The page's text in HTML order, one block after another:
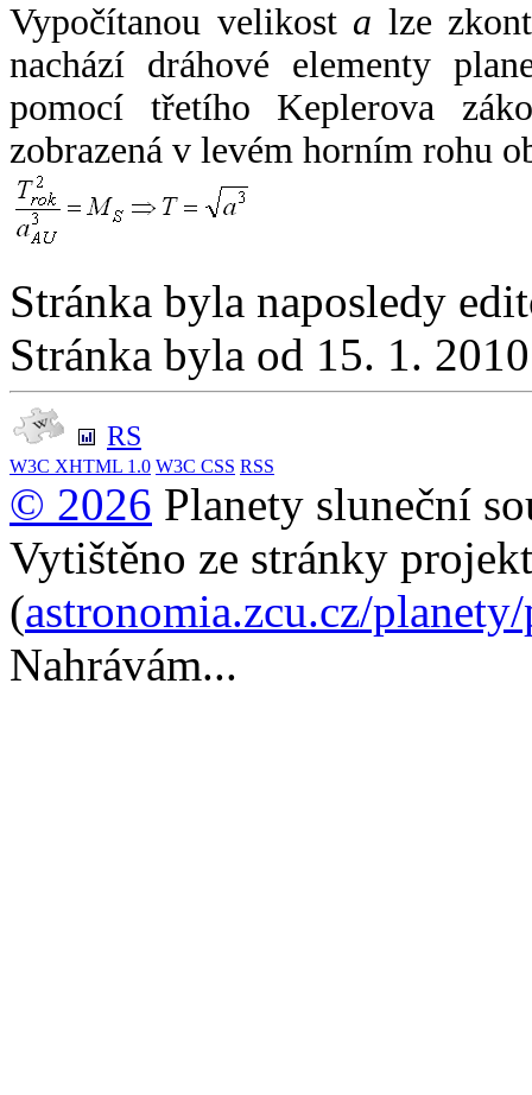
Vypočítanou velikost a lze
nachází dráhové elementy
pomocí třetího Keplerova
zobrazená v levém horním rohu
Stránka byla naposledy
Stránka byla od 15. 1.
RS
W3C XHTML 1.0 W3C CSS RSS
© 2026 Planety sluneční
Vytištěno ze stránky
(astronomia.zcu.cz/
Nahrávám...